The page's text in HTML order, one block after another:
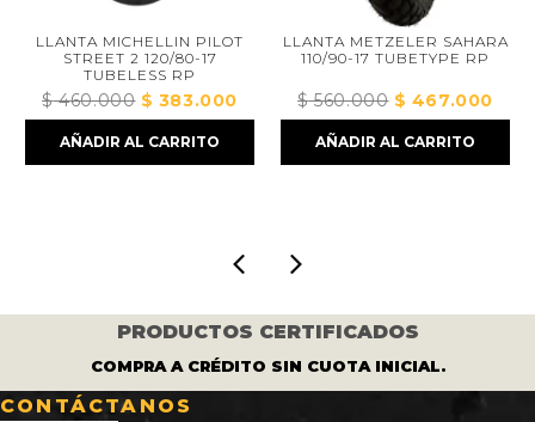
MICHELLIN PILOT
STREET 2 120/80-17
TUBELESS RP
460.000El
precio
original
$383.000El
precio
actual
AÑADIR AL CARRITO
LLANTA METZELER SAHARA
110/90-17 TUBETYPE RP
560.000El
precio
original
$467.000El
precio
actual
AÑADIR AL CARRITO
PRODUCTOS CERTIFICADOS
COMPRA A CRÉDITO SIN CUOTA INICIAL.
CONTÁCTANOS